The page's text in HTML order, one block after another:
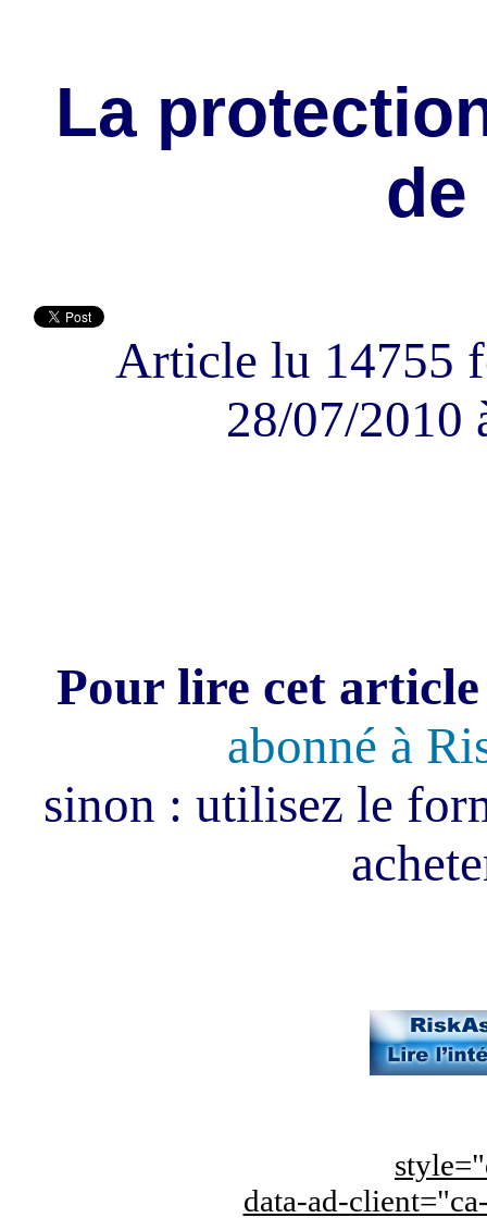
La
Article lu 14755
28/07/2010
Pour lire cet
abonné à
sinon : utilisez le
data-ad-